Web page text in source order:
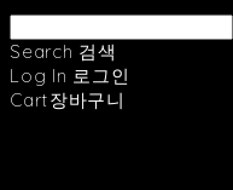
Search 검색
Log In 로그인
Cart장바구니